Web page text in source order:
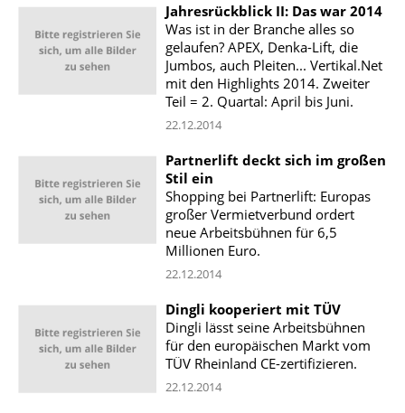
Jahresrückblick II: Das war 2014
Was ist in der Branche alles so
gelaufen? APEX, Denka-Lift, die
Jumbos, auch Pleiten... Vertikal.Net
mit den Highlights 2014. Zweiter
Teil = 2. Quartal: April bis Juni.
22.12.2014
Partnerlift deckt sich im großen
Stil ein
Shopping bei Partnerlift: Europas
großer Vermietverbund ordert
neue Arbeitsbühnen für 6,5
Millionen Euro.
22.12.2014
Dingli kooperiert mit TÜV
Dingli lässt seine Arbeitsbühnen
für den europäischen Markt vom
TÜV Rheinland CE-zertifizieren.
22.12.2014